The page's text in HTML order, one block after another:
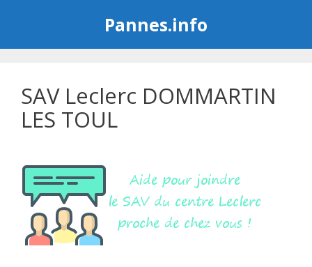
Pannes.info
SAV Leclerc DOMMARTIN
LES TOUL